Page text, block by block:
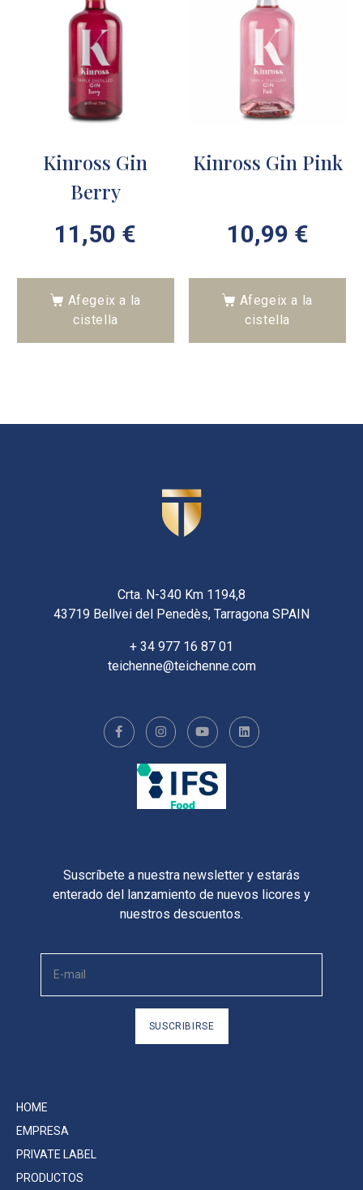
Kinross Gin
Berry
11,50 €
Afegeix a la
cistella
Kinross Gin Pink
10,99 €
Afegeix a la
cistella
HOME
EMPRESA
PRIVATE LABEL
PRODUCTOS
Crta. N-340 Km 1194,8
43719 Bellvei del Penedès, Tarragona SPAIN
+ 34 977 16 87 01
teichenne@teichenne.com
Suscríbete a nuestra newsletter y estarás
enterado del lanzamiento de nuevos licores y
nuestros descuentos.
SUSCRIBIRSE